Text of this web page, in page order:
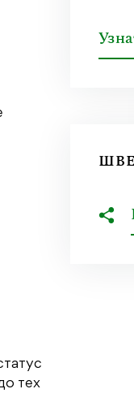
тех